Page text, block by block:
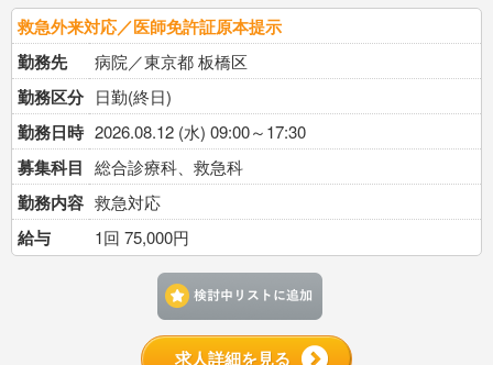
救急外来対応／医師免許証原本提示
勤務先
病院／東京都 板橋区
勤務区分 日勤(終日)
勤務日時 2026.08.12 (水) 09:00～17:30
募集科目 総合診療科、救急科
勤務内容 救急対応
給与 1回 75,000円
求人詳細を見る